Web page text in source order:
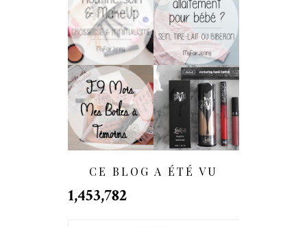
Soins & MakeUp
De Grossesse
Pour Les
Minimalistes !
Allaitement :
Biberon, Sein Ou
Tire-Lait ?
[WEDDING] J-9
Mois | DIY : Nos
Boîtes À Témoins
- (BestMan Box)
[Haul] Quand Kat
Von D. Débarque
En France...
CE BLOG A ÉTÉ VU
1,453,782